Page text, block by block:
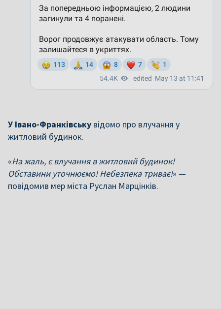
У Івано-Франківську відомо про влучання у
житловий будинок.
«На жаль, є влучання в житловий будинок!
Обставини уточнюємо! Небезпека триває!» —
повідомив мер міста Руслан Марцінків.